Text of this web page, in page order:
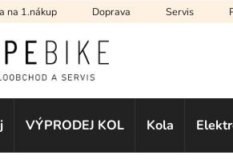
na 1.nákup Doprava Servis
VÝPRODEJ KOL Kola